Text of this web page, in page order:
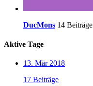
DucMons 14 Beiträge
Aktive Tage
13. Mär 2018
17 Beiträge